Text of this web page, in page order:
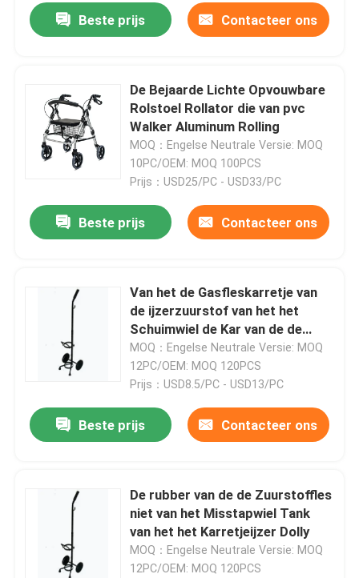
Beste prijs Contacteer ons
De Bejaarde Lichte Opvouwbare
Rolstoel Rollator die van pvc
Walker Aluminum Rolling
MOQ：Engelse Neutrale Versie: MOQ
10PC/OEM: MOQ 100PCS
Prijs：USD25/PC - USD33/PC
Beste prijs Contacteer ons
Van het de Gasfleskarretje van
de ijzerzuurstof van het het
Schuimwiel de Kar van de de
Neveltank
MOQ：Engelse Neutrale Versie: MOQ
12PC/OEM: MOQ 120PCS
Prijs：USD8.5/PC - USD13/PC
Beste prijs Contacteer ons
De rubber van de de Zuurstoffles
niet van het Misstapwiel Tank
van het het Karretjeijzer Dolly
MOQ：Engelse Neutrale Versie: MOQ
12PC/OEM: MOQ 120PCS